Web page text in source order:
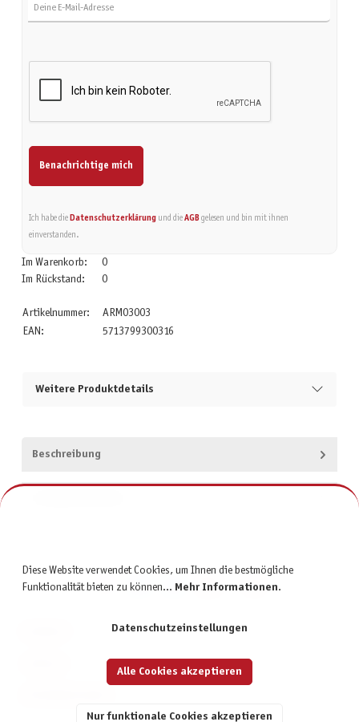
Benachrichtige mich
Ich habe die Datenschutzerklärungund die AGBgelesen und bin mit ihnen
einverstanden.
Im Warenkorb:
0
Im Rückstand:
0
Artikelnummer:
ARM03003
EAN:
5713799300316
Weitere Produktdetails
Beschreibung
Diese Website verwendet Cookies, um Ihnen die bestmögliche
Funktionalität bieten zu können... Mehr Informationen.
Datenschutzeinstellungen
Nur funktionale Cookies akzeptieren
Alle Cookies akzeptieren